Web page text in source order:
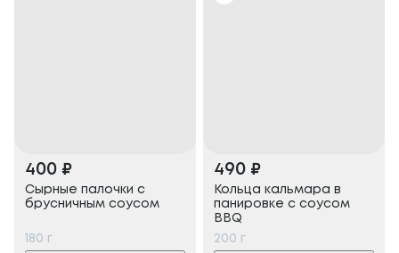
400 ₽
Сырные палочки с
брусничным соусом
180 г
490 ₽
Кольца кальмара в
панировке с соусом
BBQ
200 г